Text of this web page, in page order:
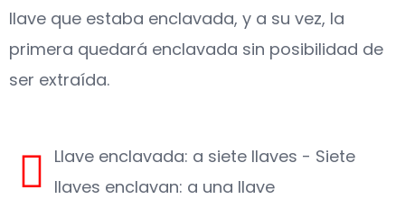
llave que estaba enclavada, y a su vez, la
primera quedará enclavada sin posibilidad de
ser extraída.
Llave enclavada: a siete llaves - Siete
llaves enclavan: a una llave